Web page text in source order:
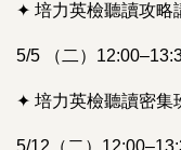
✦ 培力英檢聽讀攻略
5/5 （二）
✦ 培力英檢聽讀密集